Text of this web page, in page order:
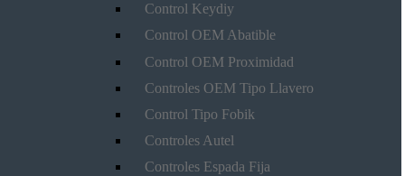
Control Keydiy
Control OEM Abatible
Control OEM Proximidad
Controles OEM Tipo Llavero
Control Tipo Fobik
Controles Autel
Controles Espada Fija